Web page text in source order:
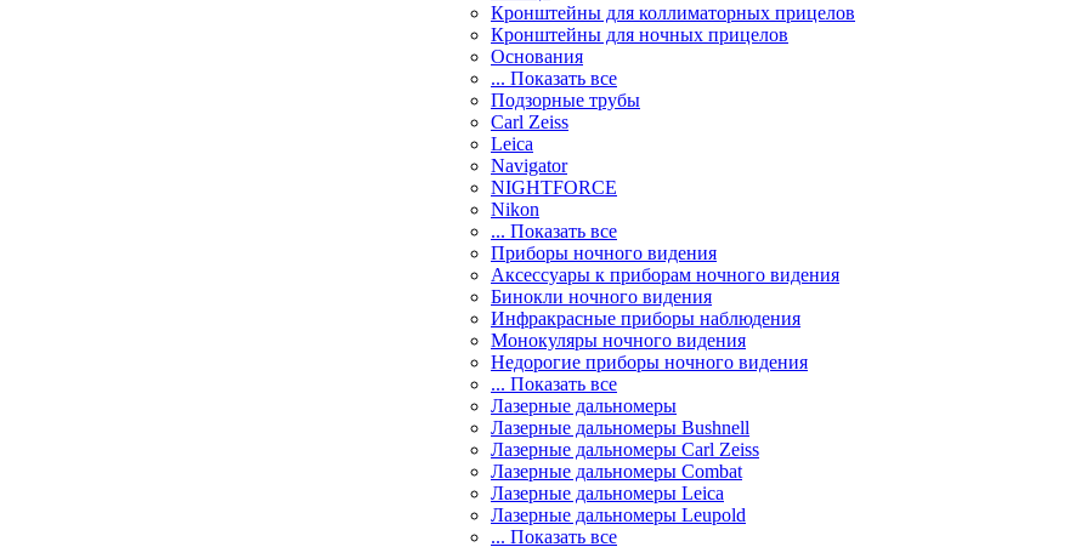
Кронштейны для коллиматорных прицелов
Кронштейны для ночных прицелов
Основания
... Показать все
Подзорные трубы
Carl Zeiss
Leica
Navigator
NIGHTFORCE
Nikon
... Показать все
Приборы ночного видения
Аксессуары к приборам ночного видения
Бинокли ночного видения
Инфракрасные приборы наблюдения
Монокуляры ночного видения
Недорогие приборы ночного видения
... Показать все
Лазерные дальномеры
Лазерные дальномеры Bushnell
Лазерные дальномеры Carl Zeiss
Лазерные дальномеры Combat
Лазерные дальномеры Leica
Лазерные дальномеры Leupold
... Показать все